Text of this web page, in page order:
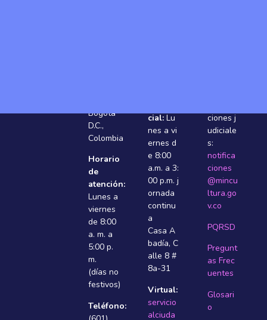
Bogotá
D.C.,
Colombia
Horario
de
atención:
Lunes a
viernes
de 8:00
a. m. a
5:00 p.
m.
(días no
festivos)
Teléfono:
cial: Lu
nes a vi
ernes d
e 8:00
a.m. a 3:
00 p.m. j
ornada
continu
a
Casa A
badí­a, C
alle 8 #
8a-31
Virtual:
servicio
alciuda
ciones j
udiciale
s:
notifica
ciones
@mincu
ltura.go
v.co
PQRSD
Pregunt
as Frec
uentes
Glosari
o